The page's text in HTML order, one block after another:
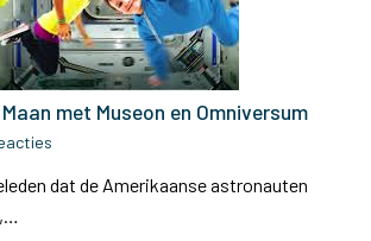
met Museon en Omniversum
dat de Amerikaanse astronauten